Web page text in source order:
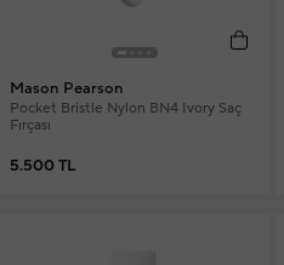
Mason Pearson
Pocket Bristle Nylon BN4 Ivory Saç
Fırçası
5.500 TL